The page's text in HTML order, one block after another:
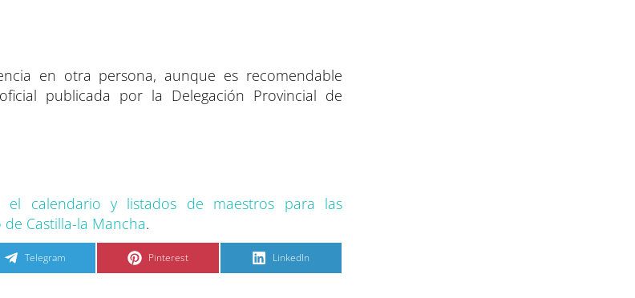
en otra persona, aunque es recomendable
publicada por la Delegación Provincial de
el calendario y listados de maestros para las
de Castilla-la Mancha.
C
m
Telegram C
m
Pinterest C
m
LinkedIn